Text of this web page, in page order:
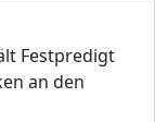
Festpredigt
an den